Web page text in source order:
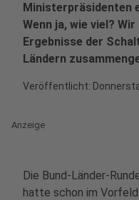
Ministerpräsidenten
Wenn ja, wie viel?
Ergebnisse der
Ländern
Veröffentlicht:
Anzeige
Die Bund-Länder-
hatte schon im